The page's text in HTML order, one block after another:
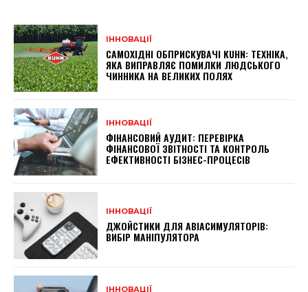
ІННОВАЦІЇ
САМОХІДНІ ОБПРИСКУВАЧІ KUHN: ТЕХНІКА,
ЯКА ВИПРАВЛЯЄ ПОМИЛКИ ЛЮДСЬКОГО
ЧИННИКА НА ВЕЛИКИХ ПОЛЯХ
ІННОВАЦІЇ
ФІНАНСОВИЙ АУДИТ: ПЕРЕВІРКА
ФІНАНСОВОЇ ЗВІТНОСТІ ТА КОНТРОЛЬ
ЕФЕКТИВНОСТІ БІЗНЕС-ПРОЦЕСІВ
ІННОВАЦІЇ
ДЖОЙСТИКИ ДЛЯ АВІАСИМУЛЯТОРІВ:
ВИБІР МАНІПУЛЯТОРА
ІННОВАЦІЇ